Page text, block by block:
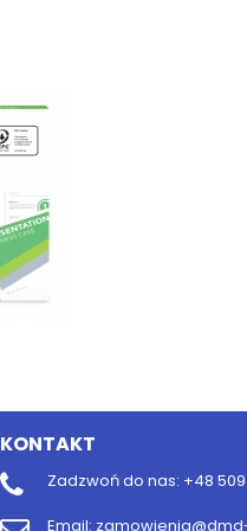
KONTAKT
Zadzwoń do nas: +48 509
Email: